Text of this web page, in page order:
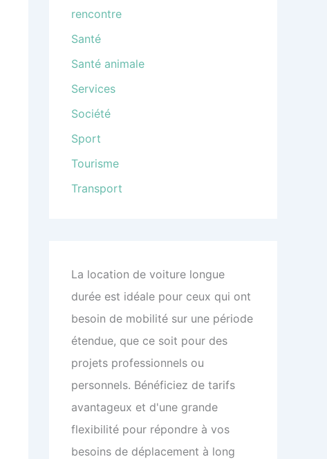
rencontre
Santé
Santé animale
Services
Société
Sport
Tourisme
Transport
La location de voiture longue
durée est idéale pour ceux qui ont
besoin de mobilité sur une période
étendue, que ce soit pour des
projets professionnels ou
personnels. Bénéficiez de tarifs
avantageux et d'une grande
flexibilité pour répondre à vos
besoins de déplacement à long